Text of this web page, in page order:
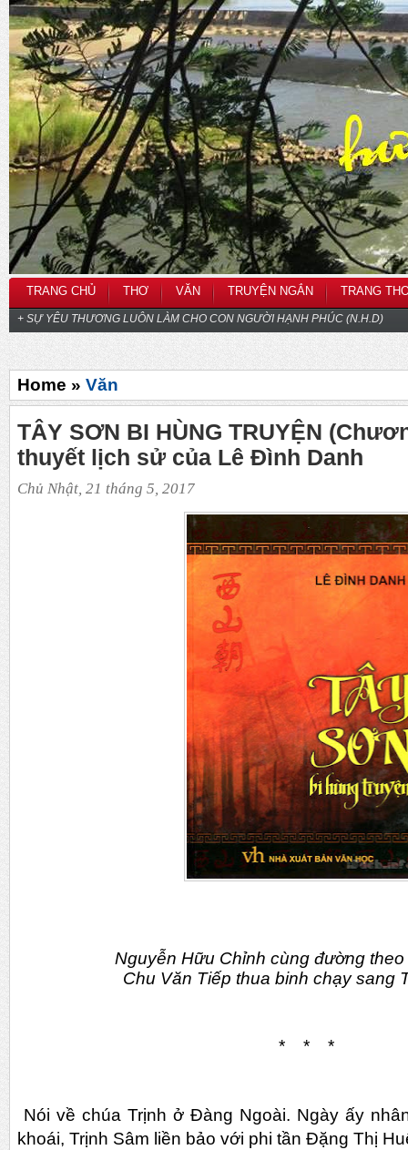
TRANG CHỦ THƠ VĂN TRUYỆN NGẮN TRANG
+ SỰ YÊU THƯƠNG LUÔN LÀM CHO CON NGƯỜI HẠNH PHÚC (N.H.D)
Home » Văn
TÂY SƠN BI HÙNG TRUYỆN
thuyết lịch sử của Lê Đình Danh
Chủ Nhật, 21 tháng 5, 2017
Nguyễn Hữu Chỉnh cùng đường
Chu Văn Tiếp thua binh chạy sang
*    *    *
Nói về chúa Trịnh ở Đàng Ngoài. Ngày ấy
khoái, Trịnh Sâm liền bảo với phi tần Đặng Thị